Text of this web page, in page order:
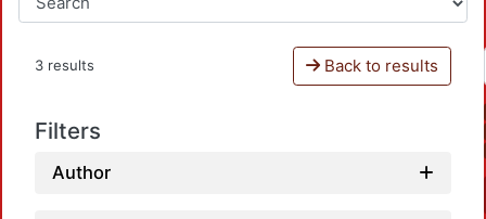
3 results Back to results
Filters
Author